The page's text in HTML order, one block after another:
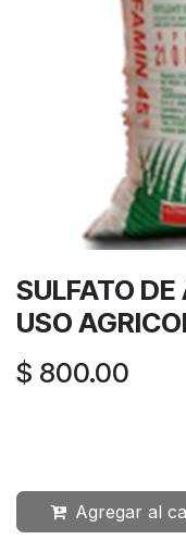
SULFATO
USO
$ 800.00
Agregar al